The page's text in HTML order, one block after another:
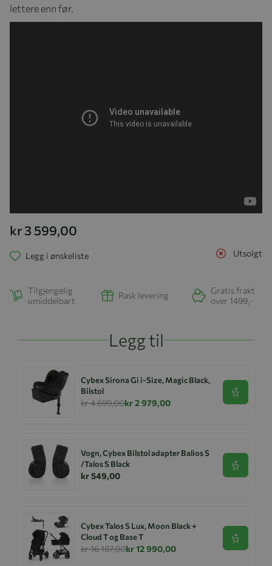
lettere enn før.
kr 3 599,00
Utsolgt
Legg i ønskeliste
Tilgjengelig
umiddelbart
Rask levering
Gratis frakt
over 1499,-
Legg til
Cybex Sirona Gi i-Size, Magic Black,
Bilstol
kr 4 699,00kr 2 979,00
Se
Vogn, Cybex Bilstol adapter Balios S
/Talos S Black
kr 549,00
Se
Cybex Talos S Lux, Moon Black +
Cloud T og Base T
kr 16 187,00kr 12 990,00
Se